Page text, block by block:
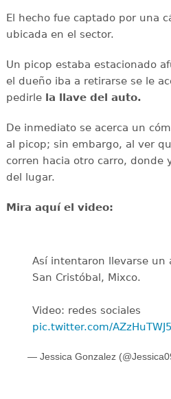
El hecho fue captado por una
ubicada en el sector.
Un picop estaba estacionado
el dueño iba a retirarse se le
pedirlela llave del auto.
De inmediato se acerca un
al picop; sin embargo, al ver
corren hacia otro carro, donde
del lugar.
Mira aquí el video:
Así intentaron llevarse un
San Cristóbal, Mixco.
Video: redes sociales
pic.twitter.com/
— Jessica Gonzalez